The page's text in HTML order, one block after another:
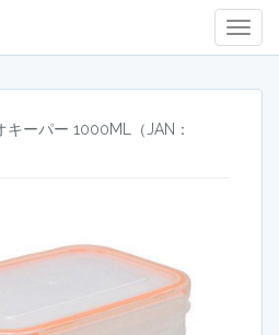
ーパー 1000ML（JAN：